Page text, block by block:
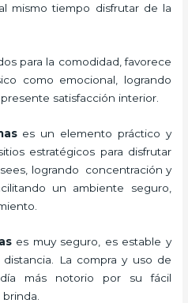
mismo tiempo disfrutar de la
para la comodidad, favorece
como emocional, logrando
satisfacción interior.
es un elemento práctico y
estratégicos para disfrutar
logrando concentración y
un ambiente seguro,
es muy seguro, es estable y
La compra y uso de
más notorio por su fácil